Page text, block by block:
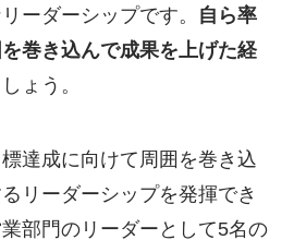
ーダーシップです。
自ら率
巻き込んで成果を上げた経
ょう。
標達成に向けて周囲を巻き込
リーダーシップを発揮でき
部門のリーダーとして5名の